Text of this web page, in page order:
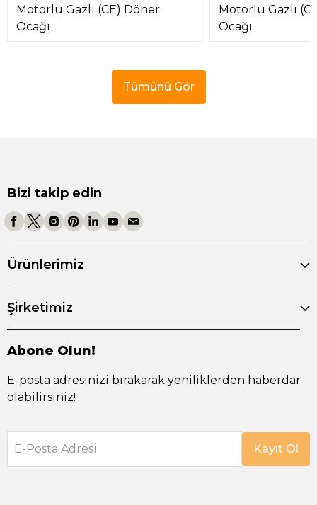
Motorlu Gazlı (CE) Döner
Ocağı
Motorlu Gazlı
Ocağı
Tümünü Gör
Bizi takip edin
Ürünlerimiz
Şirketimiz
Abone Olun!
E-posta adresinizi bırakarak yeniliklerden haberdar
olabilirsiniz!
E-Posta Adresi Kayıt Ol